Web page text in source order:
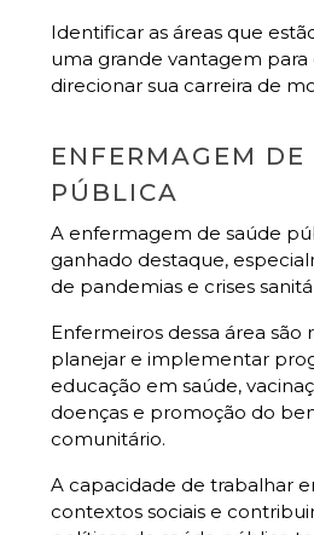
Identificar as áreas que
uma grande vantagem para
direcionar sua carreira de
ENFERMAGEM DE
PÚBLICA
A enfermagem de saúde
ganhado destaque,
de pandemias e crises
Enfermeiros dessa área são
planejar e implementar
educação em saúde,
doenças e promoção do
comunitário.
A capacidade de trabalhar
contextos sociais e